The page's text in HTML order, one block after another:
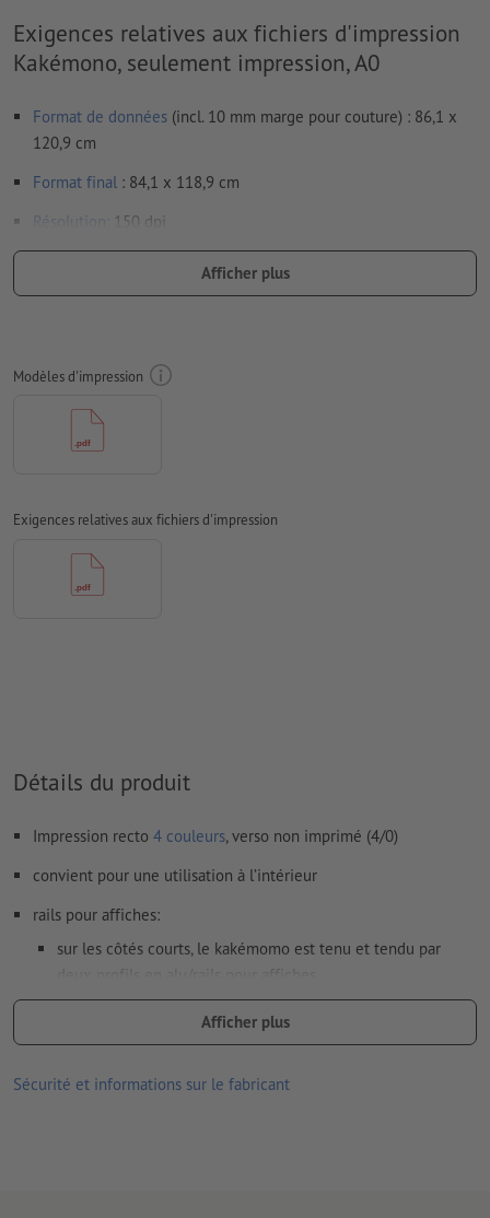
Exigences relatives aux fichiers d'impression
Kakémono, seulement impression, A0
Format de données (incl. 10 mm marge pour couture) : 86,1 x
120,9 cm
Format final : 84,1 x 118,9 cm
Résolution:
150 dpi
doivent être incorporées ou les textes
Nous ne vérifions pas les
Nous ne vérifions pas les
Comment créer correctement des fichiers d'impression?
Afficher plus
Modèles d'impression
Exigences relatives aux fichiers d'impression
Détails du produit
Impression recto 4 couleurs, verso non imprimé (4/0)
convient pour une utilisation à l’intérieur
rails pour affiches:
sur les côtés courts, le kakémomo est tenu et tendu par
deux profils en alu/rails pour affiches
le profil en alu supérieur comporte deux œillets de
suspension déplaçables en plastique
les profils sont réutilisables et très faciles à manipuler
Afficher plus
Sécurité et informations sur le fabricant